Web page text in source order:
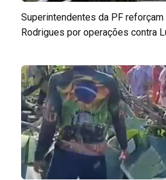
Superintendentes da PF
Rodrigues por operações contra